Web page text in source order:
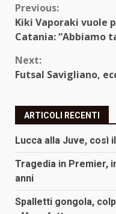
Continue
Reading
Previous:
Kiki Vaporaki vuole
Catania: “Abbiamo
Next:
Futsal Savigliano,
ARTICOLI RECENTI
Lucca alla Juve, così
Tragedia in Premier,
anni
Spalletti gongola,